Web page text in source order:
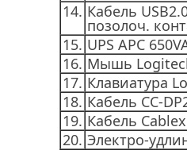
14. Кабель
позолоч.
15. UPS APC
16. Мышь
17. Клавиатура
18. Кабель СС-
19. Кабель
20. Электро-